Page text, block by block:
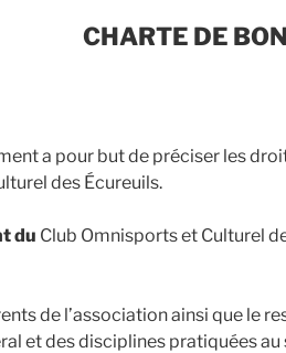
CHARTE DE
a pour but de préciser les
des Écureuils.
du Club Omnisports et Culturel
de l’association ainsi que le
et des disciplines pratiquées